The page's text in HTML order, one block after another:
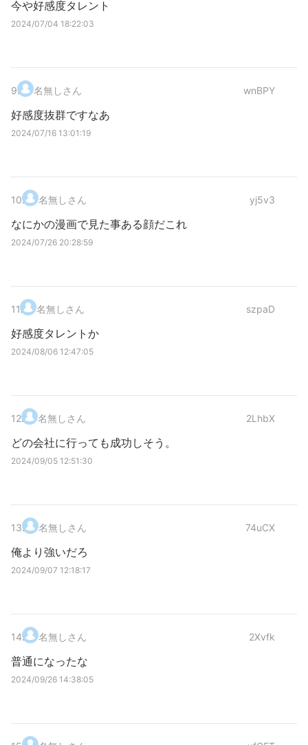
今や好感度タレント
2024/07/04 18:22:03
9. 名無しさん wnBPY
好感度抜群ですなあ
2024/07/16 13:01:19
10. 名無しさん yj5v3
なにかの漫画で見た事ある顔だこれ
2024/07/26 20:28:59
11. 名無しさん szpaD
好感度タレントか
2024/08/06 12:47:05
12. 名無しさん 2LhbX
どの会社に行っても成功しそう。
2024/09/05 12:51:30
13. 名無しさん 74uCX
俺より強いだろ
2024/09/07 12:18:17
14. 名無しさん 2Xvfk
普通になったな
2024/09/26 14:38:05